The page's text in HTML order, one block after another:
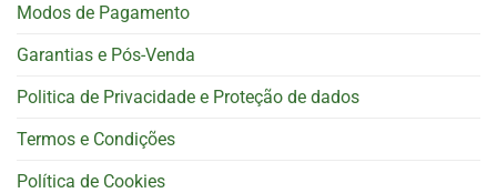
Modos de Pagamento
Garantias e Pós-Venda
Politica de Privacidade e Proteção de dados
Termos e Condições
Política de Cookies